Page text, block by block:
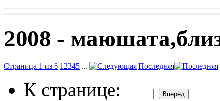
2008 -
Страница 1 из 6 12345 ... Последняя
К странице: